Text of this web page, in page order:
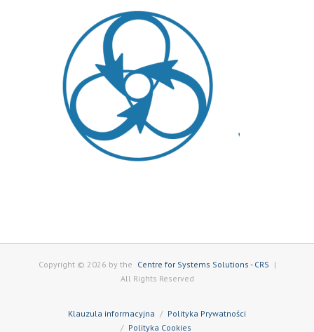
Copyright © 2026 by the Centre for Systems Solutions - CRS |
All Rights Reserved
Klauzula informacyjna
Polityka Prywatności
Polityka Cookies